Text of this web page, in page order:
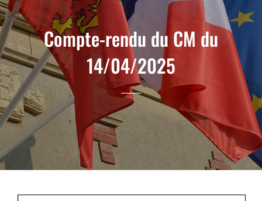
Compte-rendu du CM du
14/04/2025